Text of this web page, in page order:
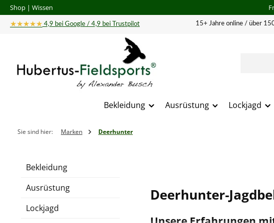
Hauptinhalt springen
Zur Suche springen
Zur Hauptnavigation springen
Shop | Wissen
★★★★★ 4,9 bei Google / 4,9 bei Trustpilot 15+ Jahre online / über
Bekleidung Ausrüstung Lockjagd
Sie sind hier: Marken Deerhunter
Bekleidung
Ausrüstung
Lockjagd
Deerhunter-